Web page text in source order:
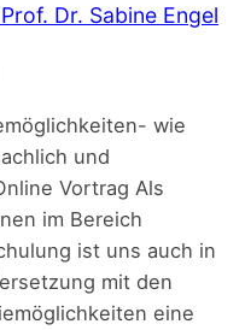
Dr. Sabine Engel
wie
und
Vortrag Als
im Bereich
ist uns auch in
mit den
eine